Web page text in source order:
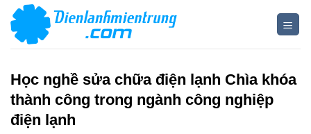
qua
Học nghề sửa chữa điện lạnh Chìa khóa
thành công trong ngành công nghiệp
điện lạnh